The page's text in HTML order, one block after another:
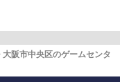
大阪市中央区のゲームセンタ